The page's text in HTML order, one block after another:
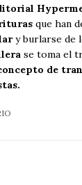
que han
y burlarse de
se toma el
de